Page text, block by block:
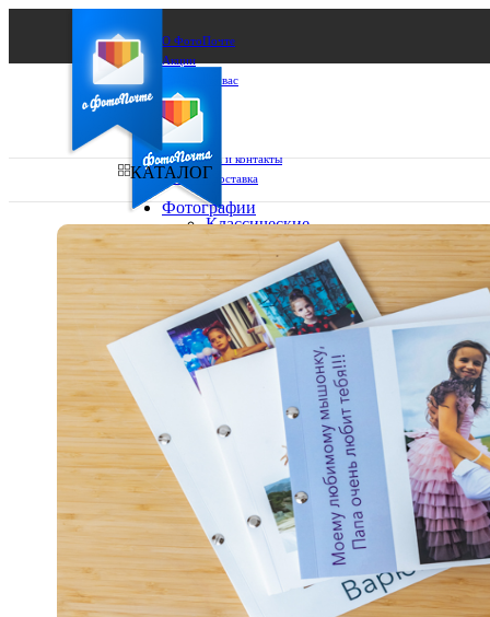
О ФотоПочте
Акции
Сделаем за вас
Бизнесу
FAQ
Франшиза
Поддержка и контакты
Оплата и доставка
Ваш город:
Ваш регион доставки
Выберите из списка:
КАТАЛОГ
Фотографии
Классические
фото
10х10
10х15
13х18
15х15
15х20
20х20
20х30
30х30
30х40
10х10
10×15
13×18